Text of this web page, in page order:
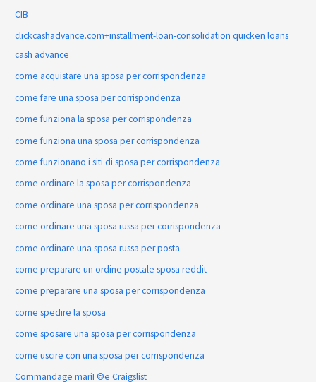
CIB
clickcashadvance.com+installment-loan-consolidation quicken loans
cash advance
come acquistare una sposa per corrispondenza
come fare una sposa per corrispondenza
come funziona la sposa per corrispondenza
come funziona una sposa per corrispondenza
come funzionano i siti di sposa per corrispondenza
come ordinare la sposa per corrispondenza
come ordinare una sposa per corrispondenza
come ordinare una sposa russa per corrispondenza
come ordinare una sposa russa per posta
come preparare un ordine postale sposa reddit
come preparare una sposa per corrispondenza
come spedire la sposa
come sposare una sposa per corrispondenza
come uscire con una sposa per corrispondenza
Commandage mariГ©e Craigslist